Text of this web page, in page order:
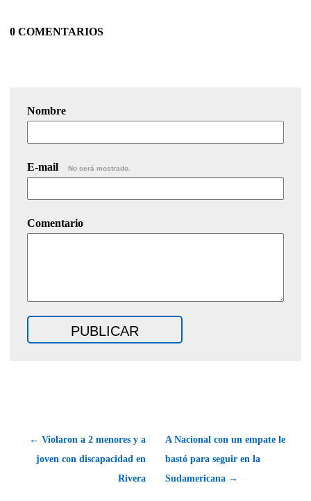
0 COMENTARIOS
Nombre
E-mail No será mostrado.
Comentario
← Violaron a 2 menores y a
joven con discapacidad en
Rivera
A Nacional con un empate le
bastó para seguir en la
Sudamericana →